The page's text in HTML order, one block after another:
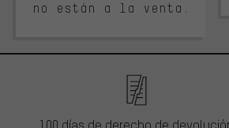
no están a la venta.
100 días de derecho de